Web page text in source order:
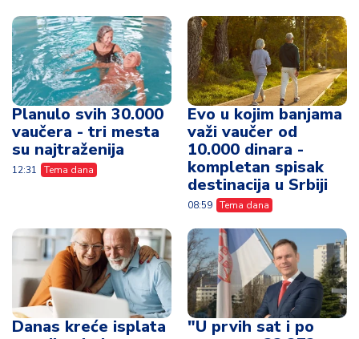
Planulo svih 30.000
vaučera - tri mesta
su najtraženija
12:31 Tema dana
Evo u kojim banjama
važi vaučer od
10.000 dinara -
kompletan spisak
destinacija u Srbiji
08:59 Tema dana
Danas kreće isplata
"U prvih sat i po